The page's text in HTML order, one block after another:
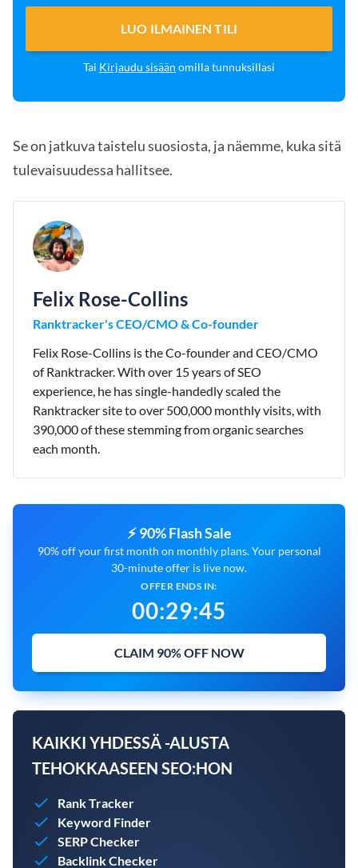
LUO ILMAINEN TILI
Tai Kirjaudu sisään omilla tunnuksillasi
Se on jatkuva taistelu suosiosta, ja näemme, kuka sitä
tulevaisuudessa hallitsee.
Felix Rose-Collins
Ranktracker's CEO/CMO & Co-founder
Felix Rose-Collins is the Co-founder and CEO/CMO
of Ranktracker. With over 15 years of SEO
experience, he has single-handedly scaled the
Ranktracker site to over 500,000 monthly visits, with
390,000 of these stemming from organic searches
each month.
⚡ 90% Flash Sale
90% off your first month on monthly plans. Your personal
30-minute offer is live now.
OFFER ENDS IN:
00:29:44
CLAIM 90% OFF NOW
KAIKKI YHDESSÄ -ALUSTA
TEHOKKAASEEN SEO:HON
Rank Tracker
Keyword Finder
SERP Checker
Backlink Checker